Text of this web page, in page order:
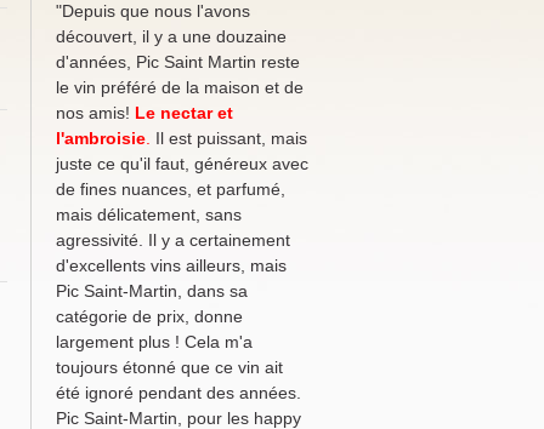
"Depuis que nous l'avons
découvert, il y a une douzaine
d'années, Pic Saint Martin reste
le vin préféré de la maison et de
nos amis! Le nectar et
l'ambroisie. Il est puissant, mais
juste ce qu'il faut, généreux avec
de fines nuances, et parfumé,
mais délicatement, sans
agressivité. Il y a certainement
d'excellents vins ailleurs, mais
Pic Saint-Martin, dans sa
catégorie de prix, donne
largement plus ! Cela m'a
toujours étonné que ce vin ait
été ignoré pendant des années.
Pic Saint-Martin, pour les happy